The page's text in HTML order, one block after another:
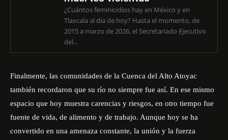
¿Cuántos feminicidios hay en México y en
Tlaxcala al día de hoy? Hasta el momento, de
2015 a marzo de 2026, el Secretariado Ejecutivo
del...
Finalmente, las comunidades de la Cuenca del Alto Atoyac
también recordaron que su río no siempre fue así. En ese mismo
espacio que hoy muestra carencias y riesgos, en otro tiempo fue
fuente de vida, de alimento y de trabajo. Aunque hoy se ha
convertido en una amenaza constante, la unión y la fuerza